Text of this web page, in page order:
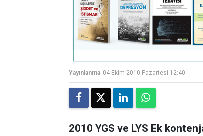
Yayınlanma: 04 Ekim 2010 Pazartesi 12:40
2010 YGS ve LYS Ek